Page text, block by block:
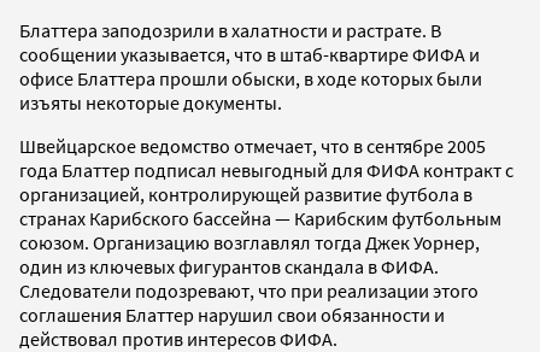
Блаттера заподозрили в халатности и растрате. В
сообщении указывается, что в штаб-квартире ФИФА и
офисе Блаттера прошли обыски, в ходе которых были
изъяты некоторые документы.
Швейцарское ведомство отмечает, что в сентябре 2005
года Блаттер подписал невыгодный для ФИФА контракт с
организацией, контролирующей развитие футбола в
странах Карибского бассейна — Карибским футбольным
союзом. Организацию возглавлял тогда Джек Уорнер,
один из ключевых фигурантов скандала в ФИФА.
Следователи подозревают, что при реализации этого
соглашения Блаттер нарушил свои обязанности и
действовал против интересов ФИФА.